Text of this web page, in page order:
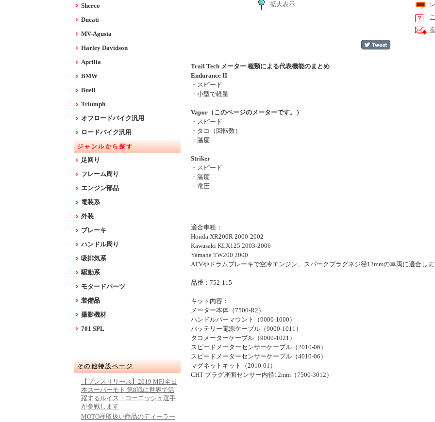
Sherco
Ducati
MV-Agusta
Harley Davidson
Aprilia
BMW
Buell
Triumph
オフロードバイク汎用
ロードバイク汎用
ジャンルから探す
足回り
フレーム周り
エンジン部品
電装系
外装
ブレーキ
ハンドル周り
吸排気系
駆動系
モタードパーツ
装備品
撮影機材
701 SPL
その他特設ページ
【プレスリリース】2019 MFJ全日
本スーパーモト 第8戦に世界で活
躍するルイス・コーニッシュ選手
が参戦します
MOTO禅取扱い商品のディーラー
拡大表示
Trail Tech メーター 種類による代表機能のまとめ
Endurance II
・スピード
・小型で軽量
Vapor（このページのメーターです。）
・スピード
・タコ（回転数）
・温度
Striker
・スピード
・温度
・電圧
適合車種：
Honda XR200R 2000-2002
Kawasaki KLX125 2003-2006
Yamaha TW200 2000
ATVやドラムブレーキで空冷エンジン、スパークプラグネジ径12mmの車両に適合し
品番：752-115
キット内容：
メーター本体（7500-R2）
ハンドルバーマウント（9000-1000）
バッテリー電源ケーブル（9000-1011）
タコメーターケーブル（9000-1021）
スピードメーターセンサーケーブル（2010-06）
スピードメーターセンサーケーブル（4010-06）
マグネットキット（2010-01）
CHT プラグ座面センサー内径12mm（7500-3012）